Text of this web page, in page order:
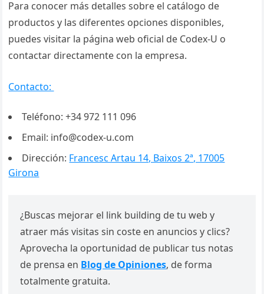
Para conocer más detalles sobre el catálogo de
productos y las diferentes opciones disponibles,
puedes visitar la página web oficial de Codex-U o
contactar directamente con la empresa.
Contacto:
Teléfono: +34 972 111 096
Email: info@codex-u.com
Dirección: Francesc Artau 14, Baixos 2ª, 17005
Girona
¿Buscas mejorar el link building de tu web y
atraer más visitas sin coste en anuncios y clics?
Aprovecha la oportunidad de publicar tus notas
de prensa en Blog de Opiniones, de forma
totalmente gratuita.